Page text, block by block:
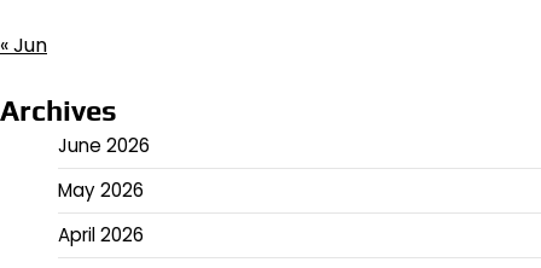
« Jun
Archives
June 2026
May 2026
April 2026